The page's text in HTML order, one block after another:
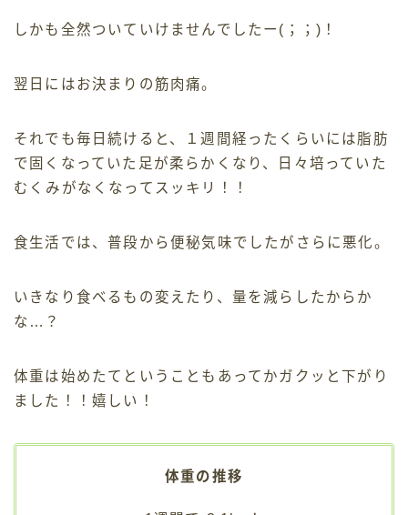
しかも全然ついていけませんでしたー(；；)！
翌日にはお決まりの筋肉痛。
それでも毎日続けると、１週間経ったくらいには脂肪
で固くなっていた足が柔らかくなり、日々培っていた
むくみがなくなってスッキリ！！
食生活では、普段から便秘気味でしたがさらに悪化。
いきなり食べるもの変えたり、量を減らしたからか
な…？
体重は始めたてということもあってかガクッと下がり
ました！！嬉しい！
体重の推移